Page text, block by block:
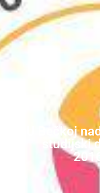
U Bečkoj
studijski